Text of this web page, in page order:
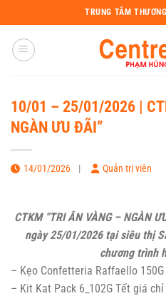
đến
nội
dung
TRUNG TÂM
10/01 – 25/01/2026 |
NGÀN ƯU ĐÃI”
14/01/2026 Quản trị viên
CTKM “TRI ÂN VÀNG – NGÀN
ngày 25/01/2026 tại siêu thị
chương trình
– Kẹo Confetteria Raffaello
– Kit Kat Pack 6_102G Tết giá